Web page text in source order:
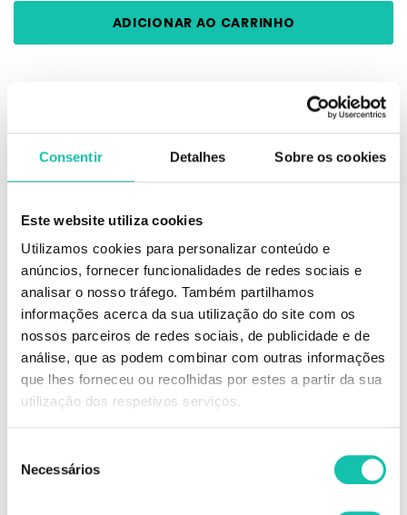
Consentir Detalhes Sobre os cookies
Este website utiliza cookies
Utilizamos cookies para personalizar conteúdo e
anúncios, fornecer funcionalidades de redes sociais e
analisar o nosso tráfego. Também partilhamos
informações acerca da sua utilização do site com os
nossos parceiros de redes sociais, de publicidade e de
análise, que as podem combinar com outras informações
que lhes forneceu ou recolhidas por estes a partir da sua
utilização dos respetivos serviços.
Necessários
Repleta de ternura e amor para festejar o mês mais romântico do ano.
Apresentamos Love Story, a Nova Coleção em Verniz Gel da Andreia
Professional.
6 tons apaixonantes que dão vida e cor aos capítulos das nossas
histórias de amor.
Uma coleção, Não Limitada, que vai fazer parte da nossa história para
sempre:
302 - First sight (Amor à primeira vista)
303 - First Date (Primeiro encontro)
304 - First Kiss (Primeiro beijo)
305 - The ring (O anel)
Comprar Coleções Verniz Gel Love Story ANDREIA MELHOR PREÇO |